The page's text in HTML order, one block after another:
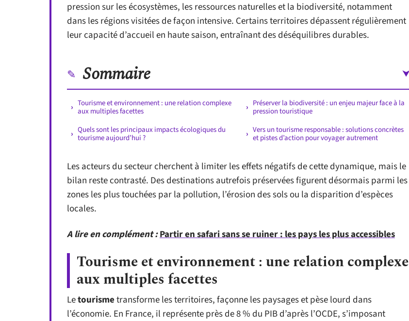
pression sur les écosystèmes, les ressources naturelles et la biodiversité, notamment
dans les régions visitées de façon intensive. Certains territoires dépassent régulièrement
leur capacité d’accueil en haute saison, entraînant des déséquilibres durables.
Sommaire
Tourisme et environnement : une relation complexe
aux multiples facettes
Quels sont les principaux impacts écologiques du
tourisme aujourd’hui ?
Préserver la biodiversité : un enjeu majeur face à la
pression touristique
Vers un tourisme responsable : solutions concrètes
et pistes d’action pour voyager autrement
Les acteurs du secteur cherchent à limiter les effets négatifs de cette dynamique, mais le
bilan reste contrasté. Des destinations autrefois préservées figurent désormais parmi les
zones les plus touchées par la pollution, l’érosion des sols ou la disparition d’espèces
locales.
A lire en complément :Partir en safari sans se ruiner : les pays les plus accessibles
Tourisme et environnement : une relation complexe
aux multiples facettes
Letourismetransforme les territoires, façonne les paysages et pèse lourd dans
l’économie. En France, il représente près de 8 % du PIB d’après l’OCDE, s’imposant